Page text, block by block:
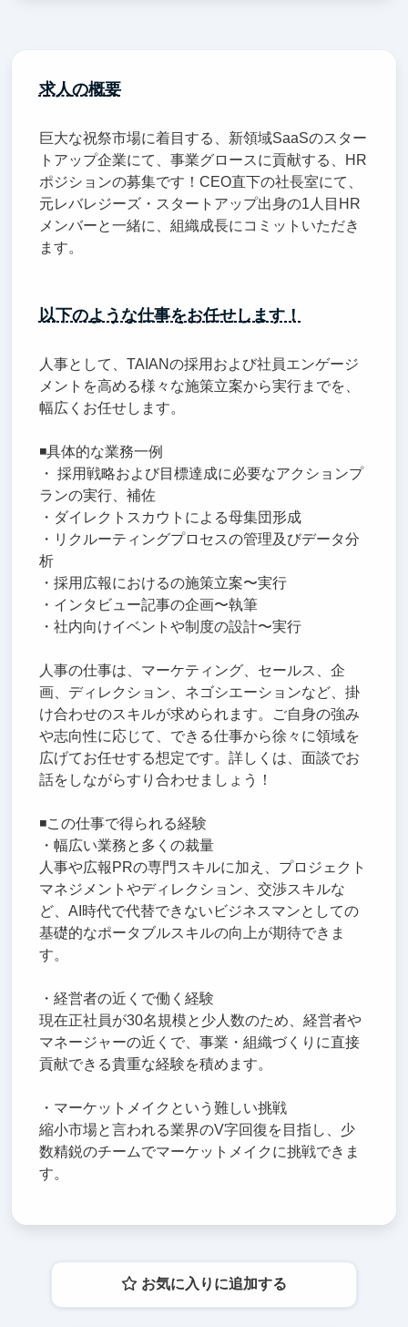
求人の概要
巨大な祝祭市場に着目する、新領域SaaSのスター
トアップ企業にて、事業グロースに貢献する、HR
ポジションの募集です！CEO直下の社長室にて、
元レバレジーズ・スタートアップ出身の1人目HR
メンバーと一緒に、組織成長にコミットいただき
ます。
以下のような仕事をお任せします！
人事として、TAIANの採用および社員エンゲージ
メントを高める様々な施策立案から実行までを、
幅広くお任せします。
◾️具体的な業務一例
・ 採用戦略および目標達成に必要なアクションプ
ランの実行、補佐
・ダイレクトスカウトによる母集団形成
・リクルーティングプロセスの管理及びデータ分
析
・採用広報におけるの施策立案〜実行
・インタビュー記事の企画〜執筆
・社内向けイベントや制度の設計〜実行
人事の仕事は、マーケティング、セールス、企
画、ディレクション、ネゴシエーションなど、掛
け合わせのスキルが求められます。ご自身の強み
や志向性に応じて、できる仕事から徐々に領域を
広げてお任せする想定です。詳しくは、面談でお
話をしながらすり合わせましょう！
◾️この仕事で得られる経験
・幅広い業務と多くの裁量
人事や広報PRの専門スキルに加え、プロジェクト
マネジメントやディレクション、交渉スキルな
ど、AI時代で代替できないビジネスマンとしての
基礎的なポータブルスキルの向上が期待できま
す。
・経営者の近くで働く経験
現在正社員が30名規模と少人数のため、経営者や
マネージャーの近くで、事業・組織づくりに直接
貢献できる貴重な経験を積めます。
・マーケットメイクという難しい挑戦
縮小市場と言われる業界のV字回復を目指し、少
数精鋭のチームでマーケットメイクに挑戦できま
す。
お気に入りに追加する